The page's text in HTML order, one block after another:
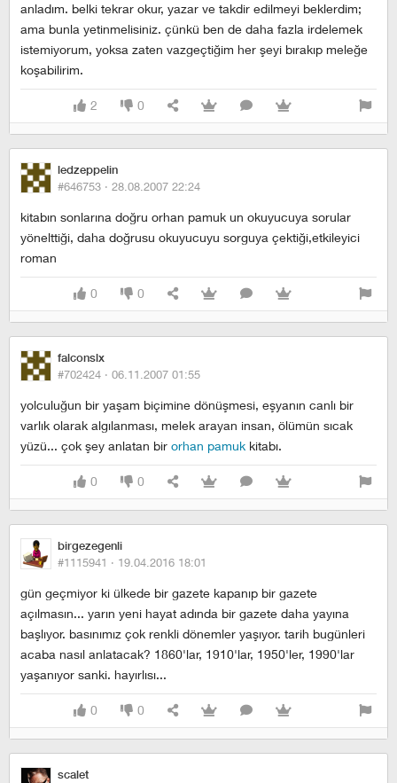
anladım. belki tekrar okur, yazar ve takdir edilmeyi beklerdim;
ama bunla yetinmelisiniz. çünkü ben de daha fazla irdelemek
istemiyorum, yoksa zaten vazgeçtiğim her şeyi bırakıp meleğe
koşabilirim.
2 0
ledzeppelin
#646753 · 28.08.2007 22:24
kitabın sonlarına doğru orhan pamuk un okuyucuya sorular
yönelttiği, daha doğrusu okuyucuyu sorguya çektiği,etkileyici
roman
0 0
falconslx
#702424 · 06.11.2007 01:55
yolculuğun bir yaşam biçimine dönüşmesi, eşyanın canlı bir
varlık olarak algılanması, melek arayan insan, ölümün sıcak
yüzü... çok şey anlatan bir orhan pamuk kitabı.
0 0
birgezegenli
#1115941 · 19.04.2016 18:01
gün geçmiyor ki ülkede bir gazete kapanıp bir gazete
açılmasın... yarın yeni hayat adında bir gazete daha yayına
başlıyor. basınımız çok renkli dönemler yaşıyor. tarih bugünleri
acaba nasıl anlatacak? 1860'lar, 1910'lar, 1950'ler, 1990'lar
yaşanıyor sanki. hayırlısı...
0 0
scalet